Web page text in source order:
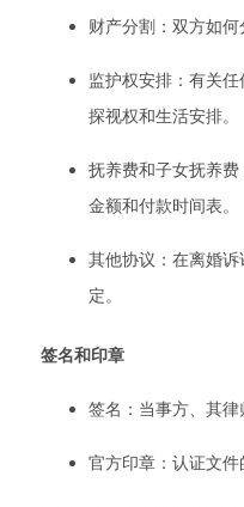
财产分割：双方如何
监护权安排：有关
探视权和生活安排。
抚养费和子女抚养
金额和付款时间表。
其他协议：在离婚
定。
签名和印章
签名：当事方、其律
官方印章：认证文件